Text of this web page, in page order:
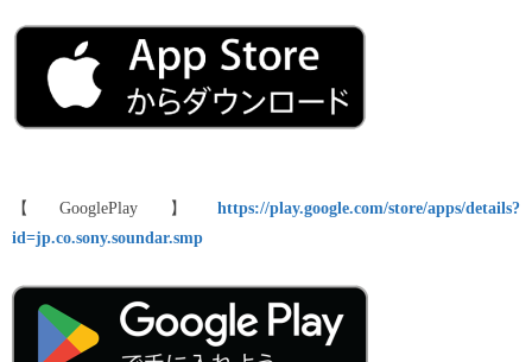
【GooglePlay】 https://play.google.com/store/apps/details?
id=jp.co.sony.soundar.smp